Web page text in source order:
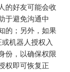
的好友可能会收
于避免沟通中
的；另外，如果
机器人授权入
份，以确保权限
权即可恢复正